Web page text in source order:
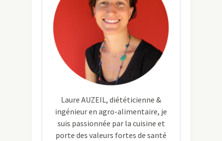
Laure AUZEIL, diététicienne &
ingénieur en agro-alimentaire, je
suis passionnée par la cuisine et
porte des valeurs fortes de santé